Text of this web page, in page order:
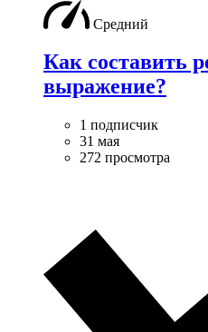
Средний
Как составить
выражение?
1 подписчик
31 мая
272 просмотра